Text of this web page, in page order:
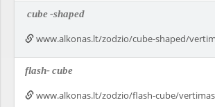
cube-shaped
www.alkonas.lt/zodzio/cube-shaped/
flash-cube
www.alkonas.lt/zodzio/flash-cube/vertimas